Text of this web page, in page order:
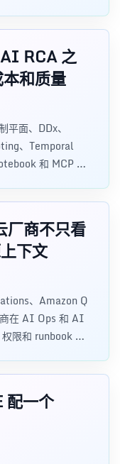
RCA 之
和质量
面、DDx、
、Temporal
和 MCP 方
厂商不只看
下文
、Amazon Q
在 AI Ops 和 AI
限和 runbook 上
配一个